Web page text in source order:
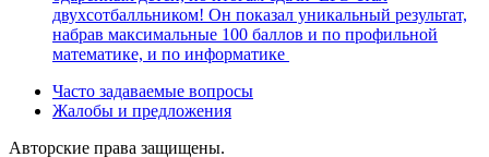
двухсотбалльником! Он показал уникальный результат,
набрав максимальные 100 баллов и по профильной
математике, и по информатике
Часто задаваемые вопросы
Жалобы и предложения
Авторские права защищены.